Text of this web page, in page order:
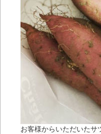
お客様からいただいた